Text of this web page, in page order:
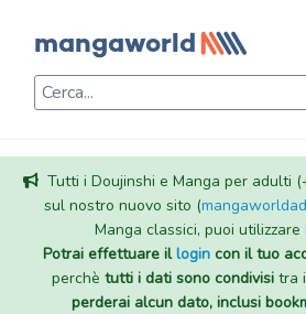
Tutti i Doujinshi e Manga per adulti
sul nostro nuovo sito (
Manga classici, puoi utilizzare
Potrai effettuare illogincon il tuo
perchè tutti i dati sono condivisi tra
perderai alcun dato, inclusi